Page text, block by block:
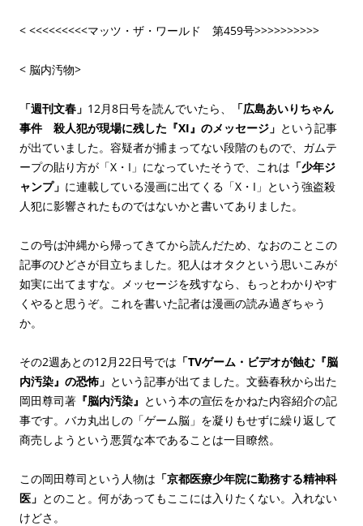
< <<<<<<<<<マッツ・ザ・ワールド 第459号>>>>>>>>>>
< 脳内汚物>
「週刊文春」 12月8日号を読んでいたら、
「広島あいりちゃん
事件 殺人犯が現場に残した『XI』のメッセージ」 という記事
が出ていました。容疑者が捕まってない段階のもので、ガムテ
ープの貼り方が「X・I」になっていたそうで、これは 「少年ジ
ャンプ」 に連載している漫画に出てくる「X・I」という強盗殺
人犯に影響されたものではないかと書いてありました。
この号は沖縄から帰ってきてから読んだため、なおのことこの
記事のひどさが目立ちました。犯人はオタクという思いこみが
如実に出てますな。メッセージを残すなら、もっとわかりやす
くやると思うぞ。これを書いた記者は漫画の読み過ぎちゃう
か。
その2週あとの12月22日号では 「TVゲーム・ビデオが蝕む『脳
内汚染』の恐怖」 という記事が出てました。文藝春秋から出た
岡田尊司著 『脳内汚染』 という本の宣伝をかねた内容紹介の記
事です。バカ丸出しの「ゲーム脳」を凝りもせずに繰り返して
商売しようという悪質な本であることは一目瞭然。
この岡田尊司という人物は 「京都医療少年院に勤務する精神科
医」 とのこと。何があってもここには入りたくない。入れない
けどさ。